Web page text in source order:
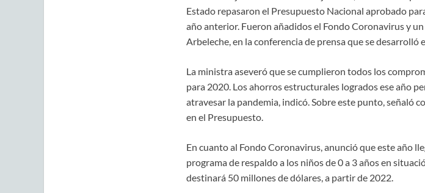
Estado repasaron el Presupuesto Nacional aprobado
año anterior. Fueron añadidos el Fondo Coronavirus y
Arbeleche, en la conferencia de prensa que se desarrolló
La ministra aseveró que se cumplieron todos los
para 2020. Los ahorros estructurales logrados ese año
atravesar la pandemia, indicó. Sobre este punto, señaló
en el Presupuesto.
En cuanto al Fondo Coronavirus, anunció que este año
programa de respaldo a los niños de 0 a 3 años en
destinará 50 millones de dólares, a partir de 2022.